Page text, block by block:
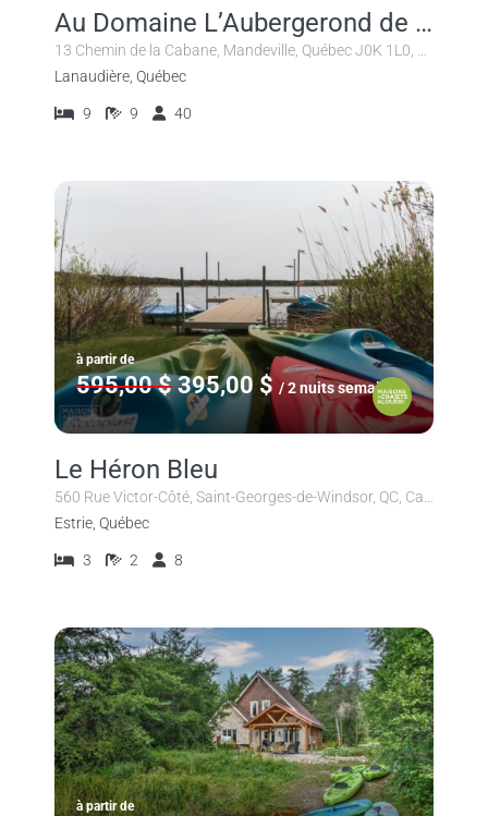
Au Domaine L’Aubergerond de Mandeville
Lanaudière, Québec
9 9 40
à partir de
595,00 $ 395,00 $ / 2 nuits semaine
Le Héron Bleu
Estrie, Québec
3 2 8
à partir de